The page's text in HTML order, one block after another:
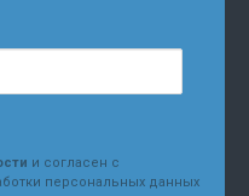
и согласен с
персональных данных